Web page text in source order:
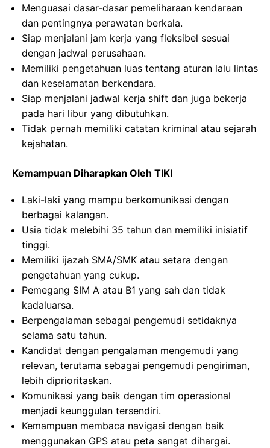
Menguasai dasar-dasar pemeliharaan kendaraan
dan pentingnya perawatan berkala.
Siap menjalani jam kerja yang fleksibel sesuai
dengan jadwal perusahaan.
Memiliki pengetahuan luas tentang aturan lalu lintas
dan keselamatan berkendara.
Siap menjalani jadwal kerja shift dan juga bekerja
pada hari libur yang dibutuhkan.
Tidak pernah memiliki catatan kriminal atau sejarah
kejahatan.
Kemampuan Diharapkan Oleh TIKI
Laki-laki yang mampu berkomunikasi dengan
berbagai kalangan.
Usia tidak melebihi 35 tahun dan memiliki inisiatif
tinggi.
Memiliki ijazah SMA/SMK atau setara dengan
pengetahuan yang cukup.
Pemegang SIM A atau B1 yang sah dan tidak
kadaluarsa.
Berpengalaman sebagai pengemudi setidaknya
selama satu tahun.
Kandidat dengan pengalaman mengemudi yang
relevan, terutama sebagai pengemudi pengiriman,
lebih diprioritaskan.
Komunikasi yang baik dengan tim operasional
menjadi keunggulan tersendiri.
Kemampuan membaca navigasi dengan baik
menggunakan GPS atau peta sangat dihargai.